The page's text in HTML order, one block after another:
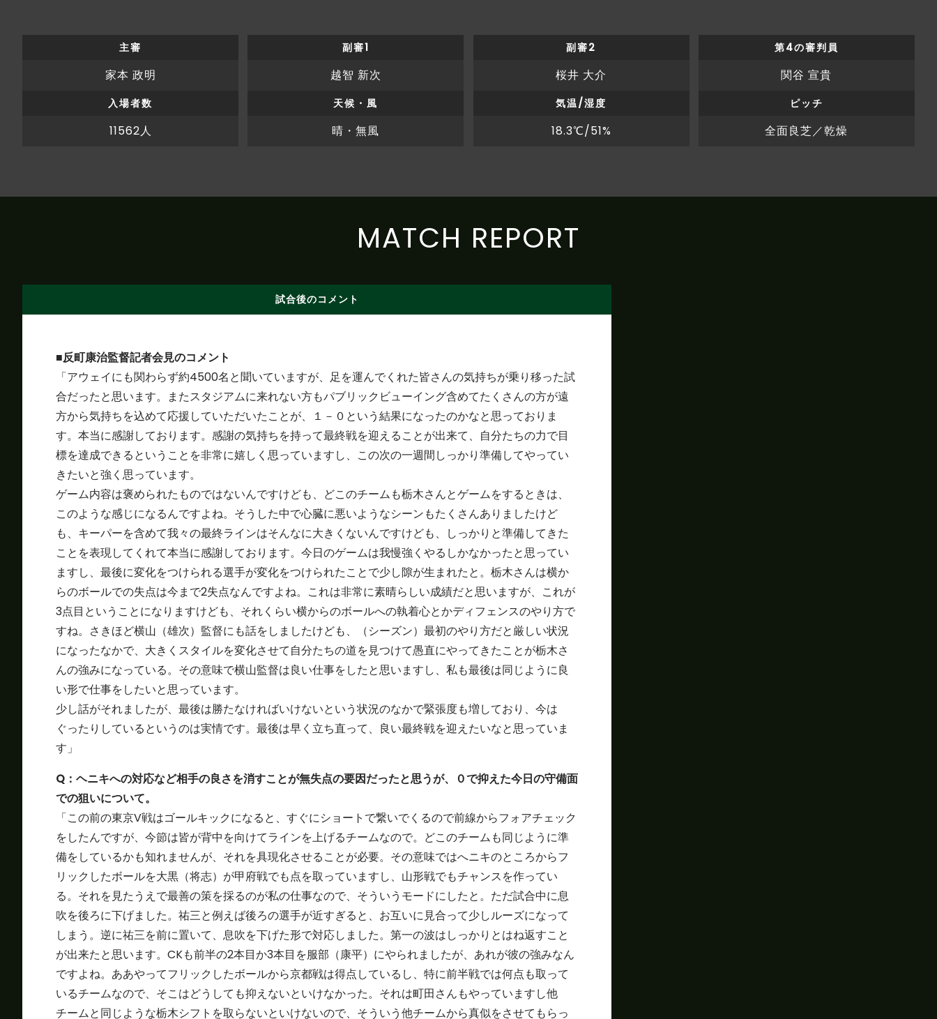
主審
家本 政明
副審1
越智 新次
副審2
桜井 大介
第4の審判員
関谷 宣貴
入場者数
11562人
天候・風
晴・無風
気温/湿度
18.3℃/51%
ピッチ
全面良芝／乾燥
MATCH REPORT
試合後のコメント
■反町康治監督記者会見のコメント
「アウェイにも関わらず約4500名と聞いていますが、足を運んでくれた皆さんの気持ちが乗り移った試
合だったと思います。またスタジアムに来れない方もパブリックビューイング含めてたくさんの方が遠
方から気持ちを込めて応援していただいたことが、１－０という結果になったのかなと思っておりま
す。本当に感謝しております。感謝の気持ちを持って最終戦を迎えることが出来て、自分たちの力で目
標を達成できるということを非常に嬉しく思っていますし、この次の一週間しっかり準備してやってい
きたいと強く思っています。
ゲーム内容は褒められたものではないんですけども、どこのチームも栃木さんとゲームをするときは、
このような感じになるんですよね。そうした中で心臓に悪いようなシーンもたくさんありましたけど
も、キーパーを含めて我々の最終ラインはそんなに大きくないんですけども、しっかりと準備してきた
ことを表現してくれて本当に感謝しております。今日のゲームは我慢強くやるしかなかったと思ってい
ますし、最後に変化をつけられる選手が変化をつけられたことで少し隙が生まれたと。栃木さんは横か
らのボールでの失点は今まで2失点なんですよね。これは非常に素晴らしい成績だと思いますが、これが
3点目ということになりますけども、それくらい横からのボールへの執着心とかディフェンスのやり方で
すね。さきほど横山（雄次）監督にも話をしましたけども、（シーズン）最初のやり方だと厳しい状況
になったなかで、大きくスタイルを変化させて自分たちの道を見つけて愚直にやってきたことが栃木さ
んの強みになっている。その意味で横山監督は良い仕事をしたと思いますし、私も最後は同じように良
い形で仕事をしたいと思っています。
少し話がそれましたが、最後は勝たなければいけないという状況のなかで緊張度も増しており、今は
ぐったりしているというのは実情です。最後は早く立ち直って、良い最終戦を迎えたいなと思っていま
す」
Q ：ヘニキへの対応など相手の良さを消すことが無失点の要因だったと思うが、０で抑えた今日の守備面
での狙いについて。
「この前の東京V戦はゴールキックになると、すぐにショートで繋いでくるので前線からフォアチェック
をしたんですが、今節は皆が背中を向けてラインを上げるチームなので。どこのチームも同じように準
備をしているかも知れませんが、それを具現化させることが必要。その意味ではへニキのところからフ
リックしたボールを大黒（将志）が甲府戦でも点を取っていますし、山形戦でもチャンスを作ってい
る。それを見たうえで最善の策を採るのが私の仕事なので、そういうモードにしたと。ただ試合中に息
吹を後ろに下げました。祐三と例えば後ろの選手が近すぎると、お互いに見合って少しルーズになって
しまう。逆に祐三を前に置いて、息吹を下げた形で対応しました。第一の波はしっかりとはね返すこと
が出来たと思います。CKも前半の2本目か3本目を服部（康平）にやられましたが、あれが彼の強みなん
ですよね。ああやってフリックしたボールから京都戦は得点しているし、特に前半戦では何点も取って
いるチームなので、そこはどうしても抑えないといけなかった。それは町田さんもやっていますし他
チームと同じような栃木シフトを取らないといけないので、そういう他チームから真似をさせてもらっ